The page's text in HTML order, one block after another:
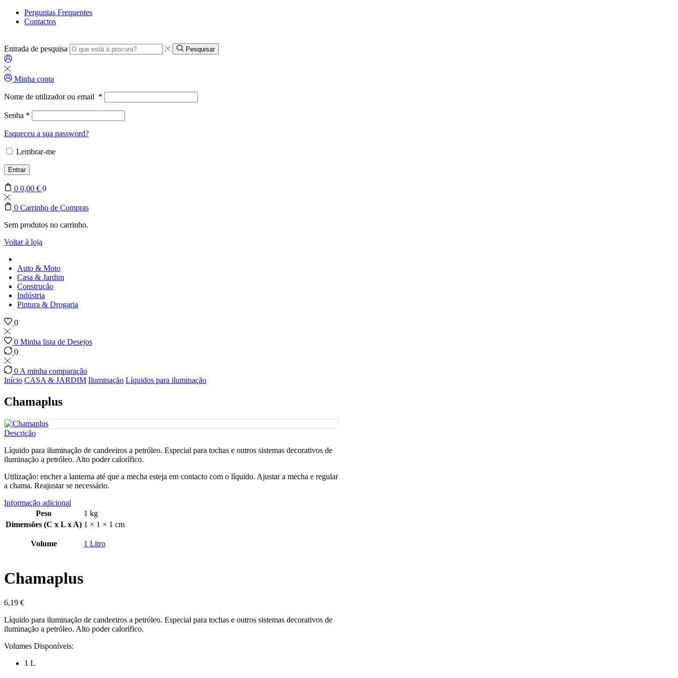
Perguntas Frequentes
Contactos
Entrada de pesquisa Pesquisar
Minha conta
Nome de utilizador ou email *
Senha *
Esqueceu a sua password?
Lembrar-me
Entrar
0 0,00 € 0
0 Carrinho de Compras
Sem produtos no carrinho.
Voltar à loja
Auto & Moto
Casa & Jardim
Construção
Indústria
Pintura & Drogaria
0
0 Minha lista de Desejos
0
0 A minha comparação
Início CASA & JARDIM Iluminação Líquidos para iluminação
Chamaplus
Descrição
Líquido para iluminação de candeeiros a petróleo. Especial para tochas e outros sistemas decorativos de
iluminação a petróleo. Alto poder calorífico.
Utilização: encher a lanterna até que a mecha esteja em contacto com o líquido. Ajustar a mecha e regular
a chama. Reajustar se necessário.
Informação adicional
Peso
1 kg
Dimensões (C x L x A) 1 × 1 × 1 cm
Volume 1 Litro
Chamaplus
6,19 €
Líquido para iluminação de candeeiros a petróleo. Especial para tochas e outros sistemas decorativos de
iluminação a petróleo. Alto poder calorífico.
Volumes Disponíveis:
1 L